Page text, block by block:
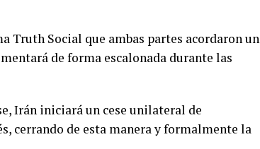
Truth Social que ambas partes acordaron un
de forma escalonada durante las
Irán iniciará un cese unilateral de
cerrando de esta manera y formalmente la